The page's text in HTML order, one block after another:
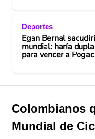
Deportes
Egan Bernal
mundial: haría
para vencer a
Colombianos
Mundial de